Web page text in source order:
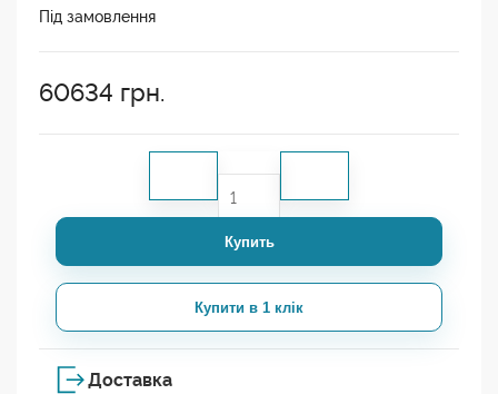
Під замовлення
60634 грн.
Купить
Купити в 1 клік
Доставка